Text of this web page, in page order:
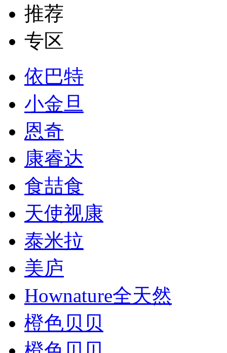
推荐
专区
依巴特
小金旦
恩奇
康睿达
食喆食
天使视康
泰米拉
美庐
Hownature全天然
橙色贝贝